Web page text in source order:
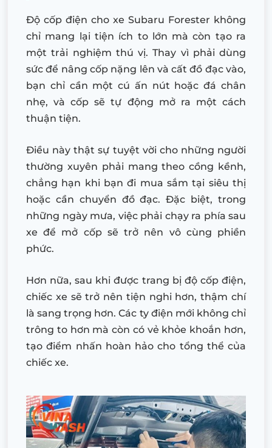
Độ cốp điện cho xe Subaru Forester không
chỉ mang lại tiện ích to lớn mà còn tạo ra
một trải nghiệm thú vị. Thay vì phải dùng
sức để nâng cốp nặng lên và cất đồ đạc vào,
bạn chỉ cần một cú ấn nút hoặc đá chân
nhẹ, và cốp sẽ tự động mở ra một cách
thuận tiện.
Điều này thật sự tuyệt vời cho những người
thường xuyên phải mang theo cồng kềnh,
chẳng hạn khi bạn đi mua sắm tại siêu thị
hoặc cần chuyển đồ đạc. Đặc biệt, trong
những ngày mưa, việc phải chạy ra phía sau
xe để mở cốp sẽ trở nên vô cùng phiền
phức.
Hơn nữa, sau khi được trang bị độ cốp điện,
chiếc xe sẽ trở nên tiện nghi hơn, thậm chí
là sang trọng hơn. Các ty điện mới không chỉ
trông to hơn mà còn có vẻ khỏe khoắn hơn,
tạo điểm nhấn hoàn hảo cho tổng thể của
chiếc xe.